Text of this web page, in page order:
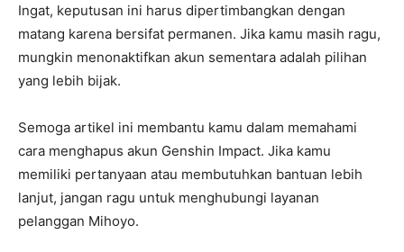
Ingat, keputusan ini harus dipertimbangkan dengan
matang karena bersifat permanen. Jika kamu masih ragu,
mungkin menonaktifkan akun sementara adalah pilihan
yang lebih bijak.
Semoga artikel ini membantu kamu dalam memahami
cara menghapus akun Genshin Impact. Jika kamu
memiliki pertanyaan atau membutuhkan bantuan lebih
lanjut, jangan ragu untuk menghubungi layanan
pelanggan Mihoyo.